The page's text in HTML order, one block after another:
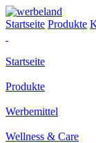
Startseite Produkte
Startseite
Produkte
Werbemittel
Wellness & Care